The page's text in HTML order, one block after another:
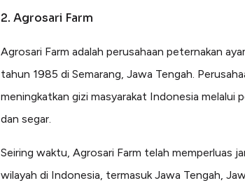
2. Agrosari Farm
Agrosari Farm adalah perusahaan peternakan
tahun 1985 di Semarang, Jawa Tengah.
meningkatkan gizi masyarakat Indonesia melalui
dan segar.
Seiring waktu, Agrosari Farm telah memperluas
wilayah di Indonesia, termasuk Jawa Tengah,